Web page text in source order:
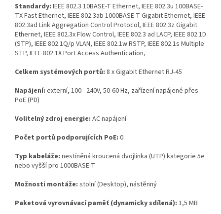
Standardy: IEEE 802.3 10BASE-T Ethernet, IEEE 802.3u 100BASE-
TX Fast Ethernet, IEEE 802.3ab 1000BASE-T Gigabit Ethernet, IEEE
802.3ad Link Aggregation Control Protocol, IEEE 802.3z Gigabit
Ethernet, IEEE 802.3x Flow Control, IEEE 802.3 ad LACP, IEEE 802.1D
(STP), IEEE 802.1Q/p VLAN, IEEE 802.1w RSTP, IEEE 802.1s Multiple
STP, IEEE 802.1X Port Access Authentication,
Celkem systémových portů: 8 x Gigabit Ethernet RJ-45
Napájení: externí, 100 - 240V, 50-60 Hz, zařízení napájené přes
PoE (PD)
Volitelný zdroj energie: AC napájení
Počet portů podporujících PoE: 0
Typ kabeláže: nestíněná kroucená dvojlinka (UTP) kategorie 5e
nebo vyšší pro 1000BASE-T
Možnosti montáže: stolní (Desktop), nástěnný
Paketová vyrovnávací paměť (dynamicky sdílená): 1,5 MB